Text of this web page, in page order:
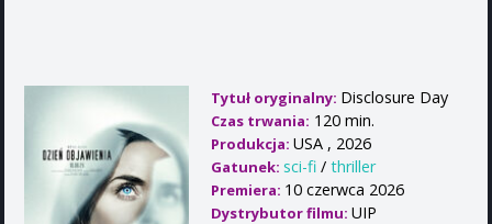
Tytuł oryginalny: Disclosure Day
Czas trwania: 120 min.
Produkcja: USA , 2026
Gatunek: sci-fi / thriller
Premiera: 10 czerwca 2026
Dystrybutor filmu: UIP